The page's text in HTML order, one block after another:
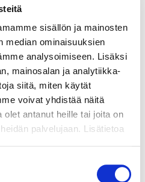
sisällön ja mainosten
median ominaisuuksien
analysoimiseen. Lisäksi
mainosalan ja analytiikka-
siitä, miten käytät
voivat yhdistää näitä
olet antanut heille tai joita on
palvelujaan. Lisätietoa
parantavat renkaiden
Aurauskulmien
tärkeimmistä autosi
ammattitaidolla –varaa aikasi
ja vaihdata öljyt riittävän
automaattivaihteistojen